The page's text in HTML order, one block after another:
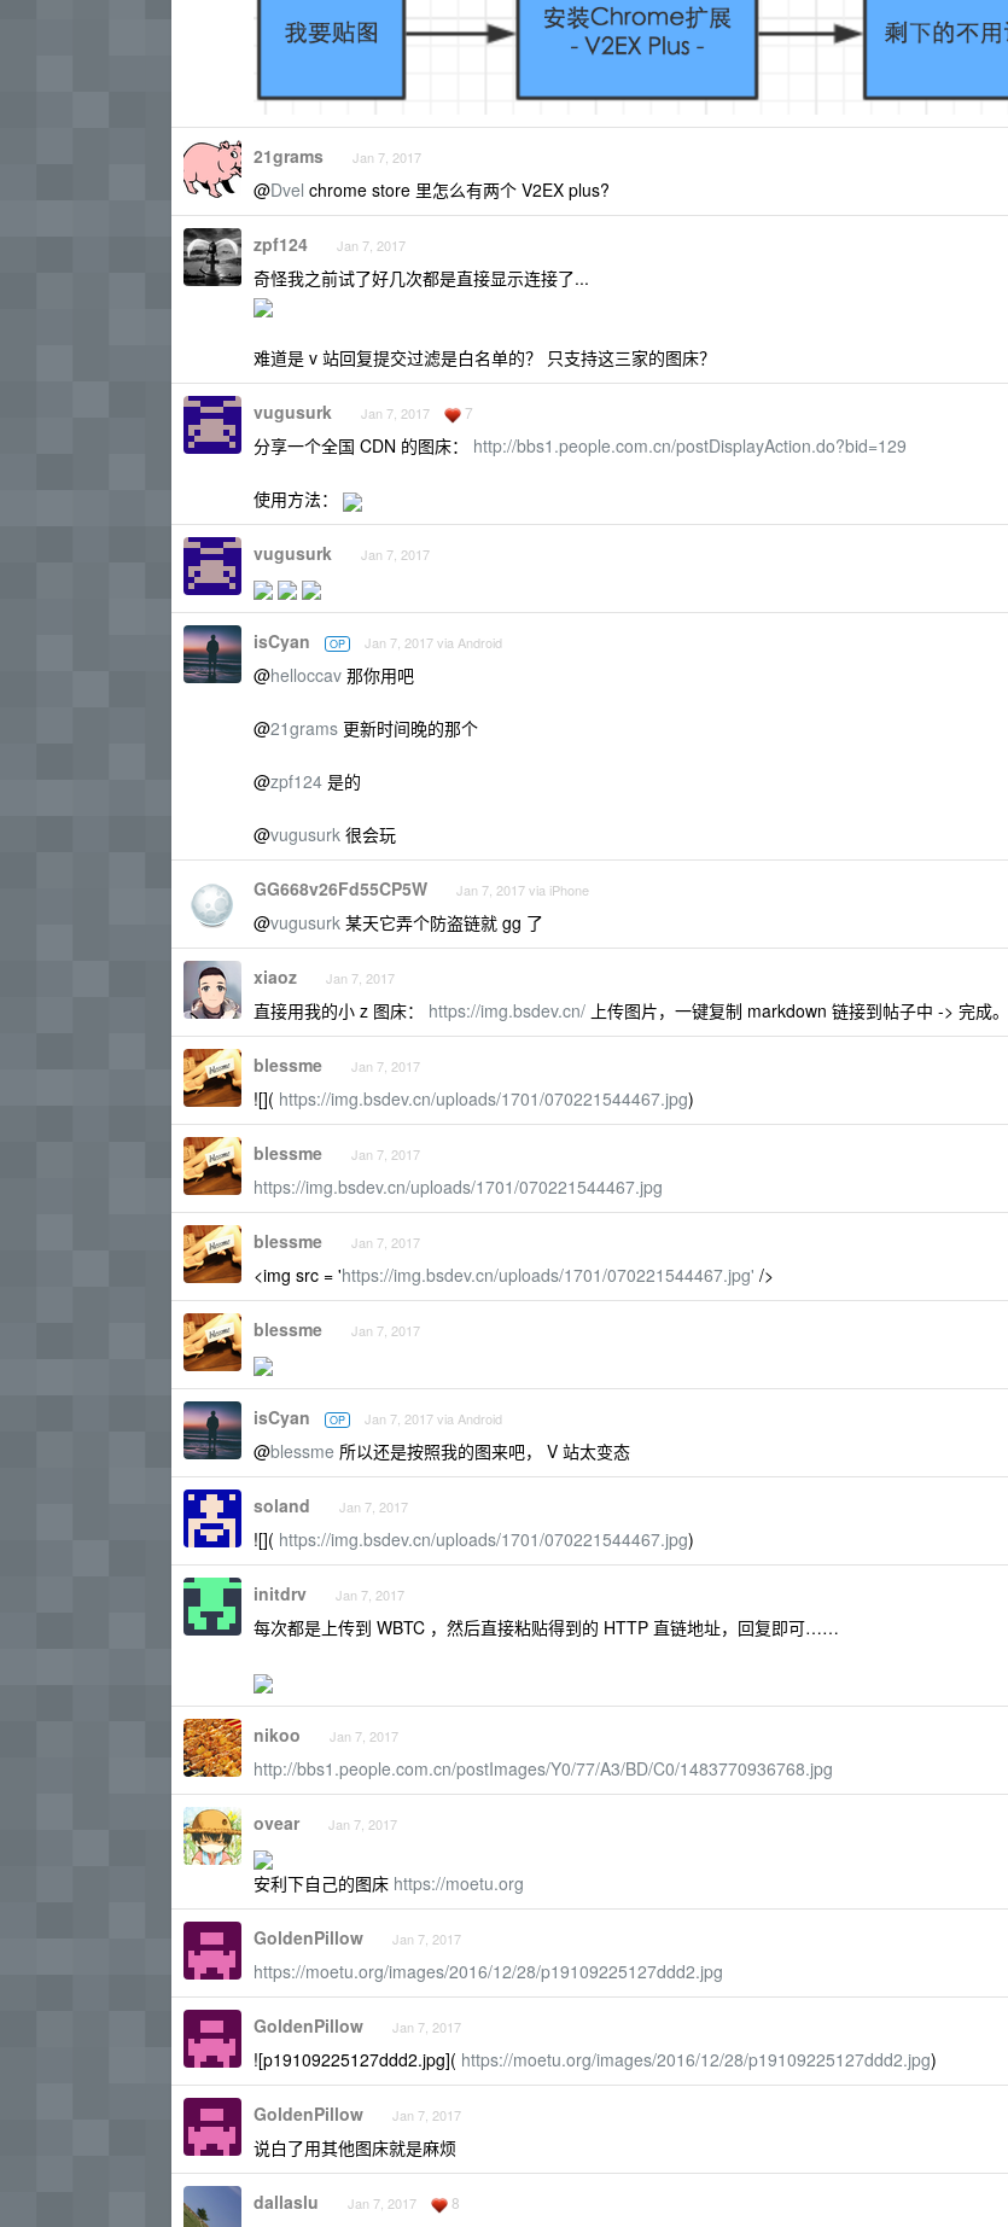
21grams Jan 7, 2017
@Dvel chrome store 里怎么有两个 V2EX plus?
zpf124 Jan 7, 2017
奇怪我之前试了好几次都是直接显示连接了...
难道是 v 站回复提交过滤是白名单的？ 只支持这三家的图床？
vugusurk Jan 7, 2017 7
分享一个全国 CDN 的图床： http://bbs1.people.com.cn/postDisplayAction.do?bid=129
使用方法：
vugusurk Jan 7, 2017
isCyan OP Jan 7, 2017 via Android
@helloccav 那你用吧
@21grams 更新时间晚的那个
@zpf124 是的
@vugusurk 很会玩
GG668v26Fd55CP5W Jan 7, 2017 via iPhone
@vugusurk 某天它弄个防盗链就 gg 了
xiaoz Jan 7, 2017
直接用我的小 z 图床： https://img.bsdev.cn/ 上传图片，一键复制 markdown 链接到帖子中 -> 完成。
blessme Jan 7, 2017
![]( https://img.bsdev.cn/uploads/1701/070221544467.jpg)
blessme Jan 7, 2017
https://img.bsdev.cn/uploads/1701/070221544467.jpg
blessme Jan 7, 2017
<img src = 'https://img.bsdev.cn/uploads/1701/070221544467.jpg' />
blessme Jan 7, 2017
isCyan OP Jan 7, 2017 via Android
@blessme 所以还是按照我的图来吧， V 站太变态
soland Jan 7, 2017
![]( https://img.bsdev.cn/uploads/1701/070221544467.jpg)
initdrv Jan 7, 2017
每次都是上传到 WBTC ，然后直接粘贴得到的 HTTP 直链地址，回复即可……
nikoo Jan 7, 2017
http://bbs1.people.com.cn/postImages/Y0/77/A3/BD/C0/1483770936768.jpg
ovear Jan 7, 2017
安利下自己的图床 https://moetu.org
GoldenPillow Jan 7, 2017
https://moetu.org/images/2016/12/28/p19109225127ddd2.jpg
GoldenPillow Jan 7, 2017
![p19109225127ddd2.jpg]( https://moetu.org/images/2016/12/28/p19109225127ddd2.jpg)
GoldenPillow Jan 7, 2017
说白了用其他图床就是麻烦
dallaslu Jan 7, 2017 8